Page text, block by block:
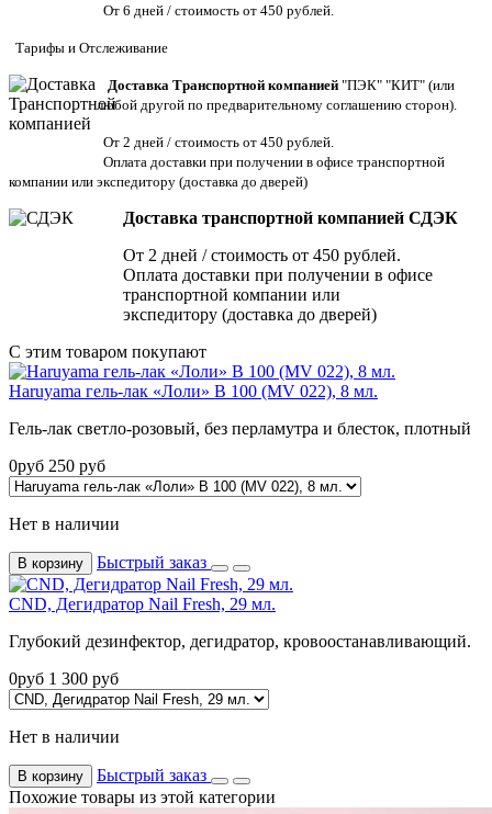
От 6 дней / стоимость от 450 рублей.
Тарифы и Отслеживание
Доставка Транспортной компанией "ПЭК" "КИТ" (или
любой другой по предварительному соглашению сторон).
От 2 дней / стоимость от 450 рублей.
Оплата доставки при получении в офисе транспортной
компании или экспедитору (доставка до дверей)
Доставка транспортной компанией СДЭК
От 2 дней / стоимость от 450 рублей.
Оплата доставки при получении в офисе
транспортной компании или
экспедитору (доставка до дверей)
С этим товаром покупают
Haruyama гель-лак «Лоли» B 100 (MV 022), 8 мл.
Гель-лак светло-розовый, без перламутра и блесток, плотный
0руб 250 руб
Нет в наличии
В корзину Быстрый заказ
CND, Дегидратор Nail Fresh, 29 мл.
Глубокий дезинфектор, дегидратор, кровоостанавливающий.
0руб 1 300 руб
Нет в наличии
В корзину
Быстрый заказ
Похожие товары из этой категории